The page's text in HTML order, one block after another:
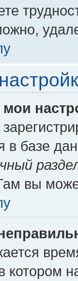
в базе
вы
котором